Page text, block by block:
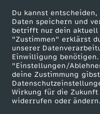
Du kannst
Daten speichern und
betrifft nur dein aktuell
"Zustimmen" erklärst
unserer
Einwilligung
"Einstellungen/
deine Zustimmung
Wirkung für die
widerrufen oder ändern.
ZDF goes Schule
Werbefernsehen
Mainzelmännchen